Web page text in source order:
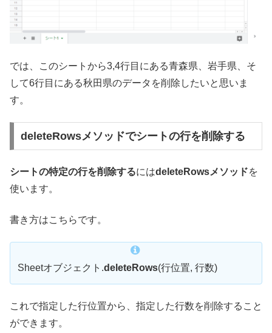
では、このシートから3,4行目にある青森県、岩手県、そ
して6行目にある秋田県のデータを削除したいと思いま
す。
deleteRowsメソッドでシートの行を削除する
シートの特定の行を削除するにはdeleteRowsメソッドを
使います。
書き方はこちらです。
Sheetオブジェクト.deleteRows(行位置, 行数)
これで指定した行位置から、指定した行数を削除すること
ができます。